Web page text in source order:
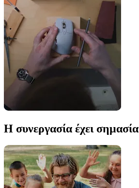
Η συνεργασία έχει σημασία